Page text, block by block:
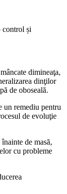
control și
dimineaţa,
dinţilor
de oboseală.
un remediu pentru
de evoluţie
de masă,
cu probleme